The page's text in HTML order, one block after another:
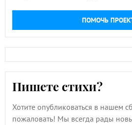
ПОМОЧЬ
Пишете стихи?
Хотите опубликоваться в нашем
пожаловать! Мы всегда рады